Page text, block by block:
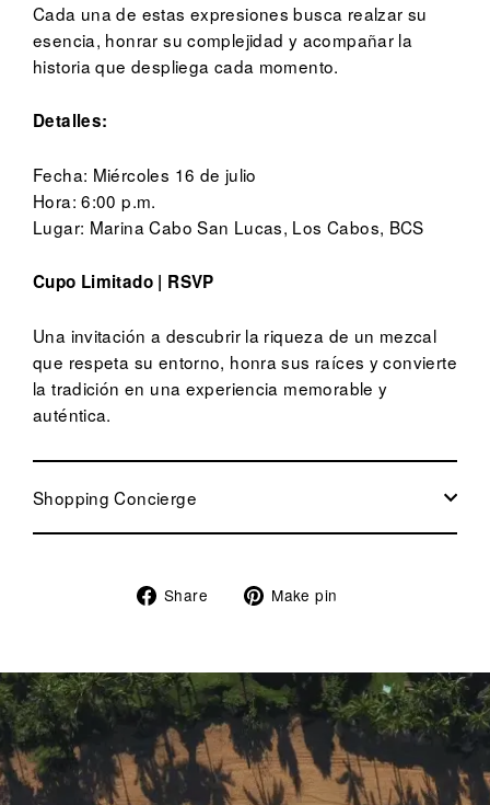
Cada una de estas expresiones busca realzar su
esencia, honrar su complejidad y acompañar la
historia que despliega cada momento.
Detalles:
Fecha: Miércoles 16 de julio
Hora: 6:00 p.m.
Lugar: Marina Cabo San Lucas, Los Cabos, BCS
Cupo Limitado | RSVP
Una invitación a descubrir la riqueza de un mezcal
que respeta su entorno, honra sus raíces y convierte
la tradición en una experiencia memorable y
auténtica.
Shopping Concierge
Share
Share Make pin